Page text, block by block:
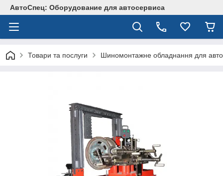
АвтоСпец: Оборудование для автосервиса
Товари та послуги Шиномонтажне обладнання для